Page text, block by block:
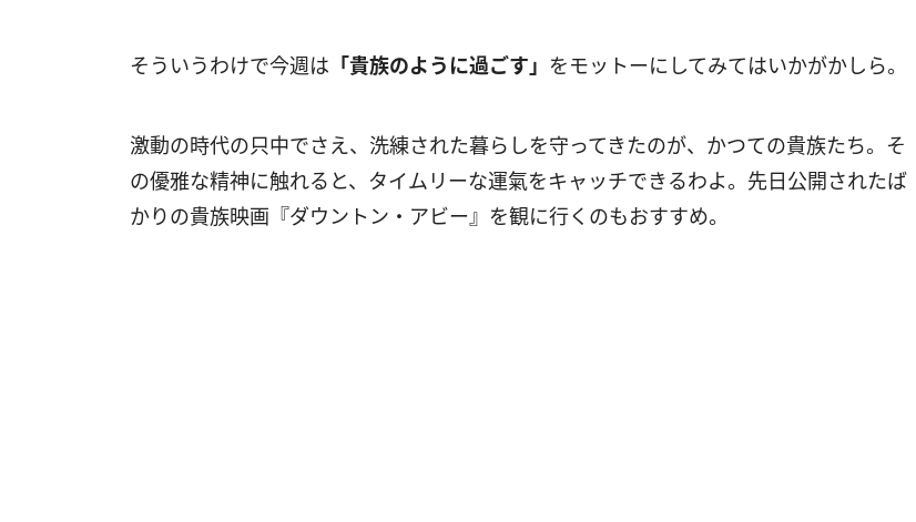
そういうわけで今週は 「貴族のように過ごす」 をモットーにしてみてはいかがかしら。
激動の時代の只中でさえ、洗練された暮らしを守ってきたのが、かつての貴族たち。そ
の優雅な精神に触れると、タイムリーな運氣をキャッチできるわよ。先日公開されたば
かりの貴族映画『ダウントン・アビー』を観に行くのもおすすめ。